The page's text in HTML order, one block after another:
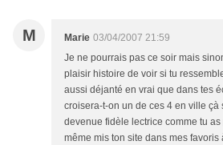
M Marie 03/04/2007 21:59
Je ne pourrais pas ce soir mais
plaisir histoire de voir si tu
aussi déjanté en vrai que dans tes
croisera-t-on un de ces 4 en ville çà
devenue fidèle lectrice comme tu
même mis ton site dans mes favoris